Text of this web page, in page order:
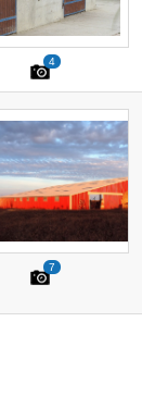
4
7